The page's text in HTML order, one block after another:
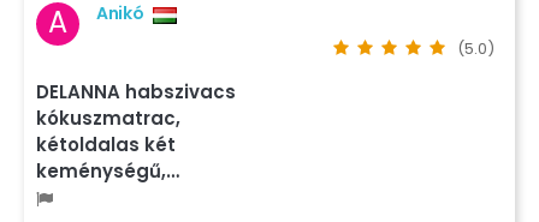
A Anikó
(5.0)
DELANNA habszivacs
kókuszmatrac,
kétoldalas két
keménységű,…